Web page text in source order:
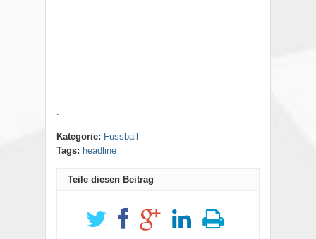
Kategorie: Fussball
Tags: headline
Teile diesen Beitrag